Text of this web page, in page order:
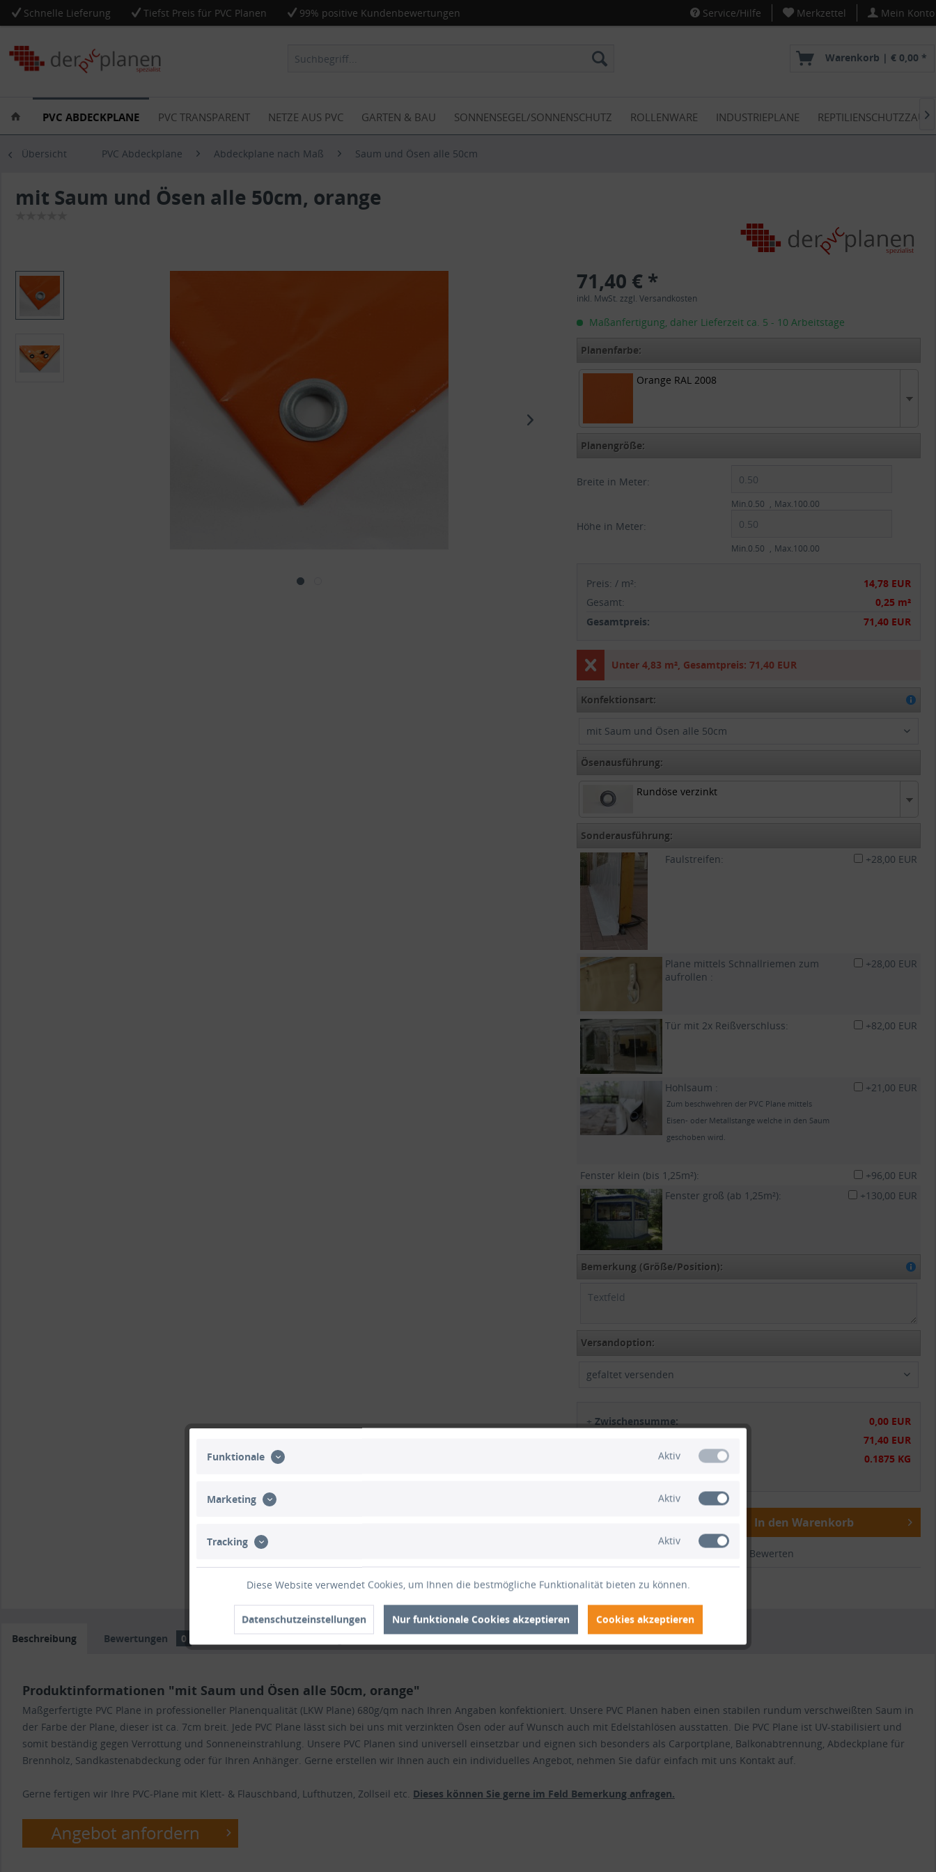
Schnelle Lieferung Tiefst Preis für PVC Planen 99% positive Kundenbewertungen Service/Hilfe Merkzettel Mein Konto
Warenkorb | € 0,00 *
PVC ABDECKPLANE PVC TRANSPARENT NETZE AUS PVC GARTEN & BAU SONNENSEGEL/SONNENSCHUTZ ROLLENWARE INDUSTRIEPLANE 
Übersicht PVC Abdeckplane Abdeckplane nach Maß Saum und Ösen alle 50cm
mit Saum und Ösen alle 50cm, orange
71,40 € *
inkl. MwSt. zzgl. Versandkosten
Maßanfertigung, daher Lieferzeit ca. 5 - 10 Arbeitstage
Planenfarbe:
Orange RAL 2008Orange RAL 2008
Planengröße:
Breite in Meter:
Min.0.50 Max.100.00
Höhe in Meter:
Min.0.50 Max.100.00
Preis: / m²:
14,78 EUR
Gesamt:
0,25 m²
Gesamtpreis:
71,40 EUR
Unter 4,83 m², Gesamtpreis: 71,40 EUR
Konfektionsart:
mit Saum und Ösen alle 50cm
Ösenausführung:
Rundöse verzinktRundöse verzinkt
Sonderausführung:
Faulstreifen:
+28,00 EUR
Plane mittels Schnallriemen zum
aufrollen :
+28,00 EUR
Tür mit 2x Reißverschluss: +82,00 EUR
Hohlsaum :
Zum beschwehren der PVC Plane mittels
Eisen- oder Metallstange welche in den Saum
geschoben wird.
+21,00 EUR
Fenster klein (bis 1,25m²):
+96,00 EUR
Fenster groß (ab 1,25m²):
+130,00 EUR
Bemerkung (Größe/Position):
Versandoption:
gefaltet versenden
+Zwischensumme:
0,00 EUR
71,40 EUR
Gesamtgewicht:
0.1875 KG
In den Warenkorb
Bewerten
Artikel-Nr.:
Beschreibung Bewertungen 0 Trusted Shops Bewertungen
Produktinformationen "mit Saum und Ösen alle 50cm, orange"
Maßgerfertigte PVC Plane in professioneller Planenqualität (LKW Plane) 680g/qm nach Ihren Angaben konfektioniert. Unsere PVC Planen haben einen stabilen rundum verschweißten Saum in
der Farbe der Plane, dieser ist ca. 7cm breit. Jede PVC Plane lässt sich bei uns mit verzinkten Ösen oder auf Wunsch auch mit Edelstahlösen ausstatten. Die PVC Plane ist UV-stabilisiert und
somit beständig gegen Verrottung und Sonneneinstrahlung. Unsere PVC Planen sind universell einsetzbar und eignen sich besonders als Carportplane, Balkonabtrennung, Abdeckplane für
Brennholz, Sandkastenabdeckung oder für Ihren Anhänger. Gerne erstellen wir Ihnen auch ein individuelles Angebot, nehmen Sie dafür einfach mit uns Kontakt auf.
Gerne fertigen wir Ihre PVC-Plane mit Klett- & Flauschband, Lufthutzen, Zollseil etc. Dieses können Sie gerne im Feld Bemerkung anfragen.
Funktionale Aktiv
Marketing Aktiv
Tracking Aktiv
Diese Website verwendet Cookies, um Ihnen die bestmögliche Funktionalität bieten zu können.
Datenschutzeinstellungen Nur funktionale Cookies akzeptieren Cookies akzeptieren